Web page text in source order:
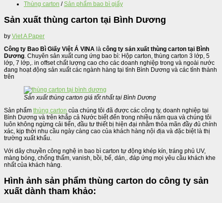
Thùng carton / Sản phẩm bao bì giấy
Sản xuất thùng carton tại Bình Dương
by Viet A Paper
Công ty Bao Bì Giấy Việt Á VINA là công ty sản xuất thùng carton tại Bình
Dương. Chuyên sản xuất cung ứng bao bì: Hộp carton, thùng carton 3 lớp, 5
lớp, 7 lớp,. in offset chất lượng cao cho các doanh nghiệp trong và ngoài nước
đang hoạt động sản xuất các ngành hàng tại tỉnh Bình Dương và các tỉnh thành
trên
Sản xuất thùng carton giá tốt nhất tại Bình Dương
Sản phẩm thùng carton của chúng tôi đã được các công ty, doanh nghiệp tại
Bình Dương và trên khắp cả Nước biết đến trong nhiều năm qua và chúng tôi
luôn không ngừng cải tiến, đầu tư thiết bị hiện đại nhằm thỏa mãn đầy đủ chính
xác, kịp thời nhu cầu ngày càng cao của khách hàng nội địa và đặc biệt là thị
trường xuất khẩu.
Với dây chuyền công nghệ in bao bì carton tự động khép kín, tráng phủ UV,
màng bóng, chống thấm, vanish, bồi, bế, dán,. đáp ứng mọi yêu cầu khách khe
nhất của khách hàng.
Hình ảnh sản phẩm thùng carton do công ty sản
xuất dành tham khảo: